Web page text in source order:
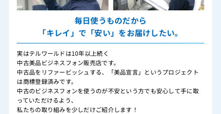
毎日使うものだから
「キレイ」で「安い」をお届けしたい。
実はテルワールドは10年以上続く
中古美品ビジネスフォン販売店です。
中古品をリファービッシュする、「美品宣言」というプロジェクト
は商標登録済みです。
中古のビジネスフォンを使うのが不安という方でも安心して手に取
っていただけるよう、
私たちの取り組みを少しだけご紹介します！